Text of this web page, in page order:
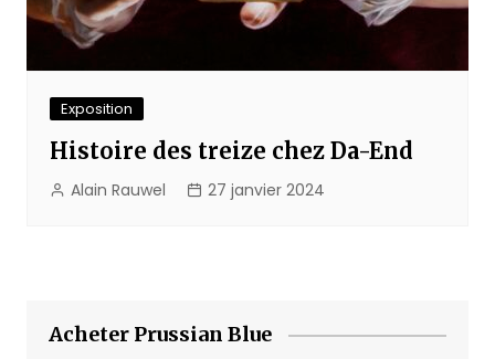
Exposition
Histoire des treize chez Da-End
Alain Rauwel 27 janvier 2024
Acheter Prussian Blue